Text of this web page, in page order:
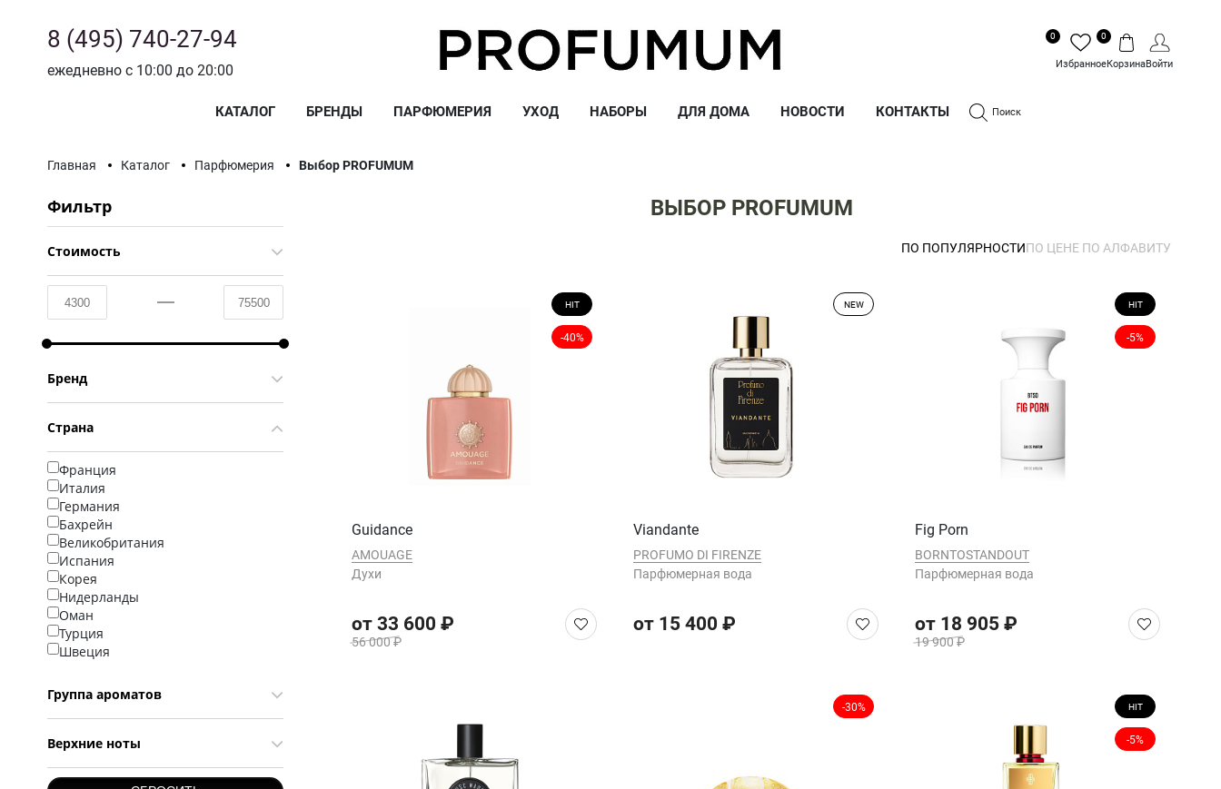
8 (495) 740-27-94
ежедневно с 10:00 до 20:00 Избранное
0
Корзина
0
Войти
КАТАЛОГ БРЕНДЫ ПАРФЮМЕРИЯ УХОД НАБОРЫ ДЛЯ ДОМА НОВОСТИ КОНТАКТЫ Поиск
Главная Каталог Парфюмерия Выбор PROFUMUM
Фильтр
Стоимость
Бренд
Страна
Франция
Италия
Германия
Бахрейн
Великобритания
Испания
Корея
Нидерланды
Оман
Турция
Швеция
Группа ароматов
Верхние ноты
ВЫБОР PROFUMUM
ПО ПОПУЛЯРНОСТИПО ЦЕНЕ ПО АЛФАВИТУ
HIT
-40%
Guidance
AMOUAGE
Духи
от 33 600 ₽
56 000 ₽
NEW
Viandante
PROFUMO DI FIRENZE
Парфюмерная вода
от 15 400 ₽
HIT
-5%
Fig Porn
BORNTOSTANDOUT
Парфюмерная вода
от 18 905 ₽
19 900 ₽
-30% HIT
-5%